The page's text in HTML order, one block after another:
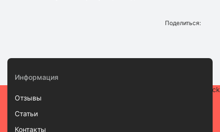
Поделиться:
Информация
Отзывы
Статьи
Контакты